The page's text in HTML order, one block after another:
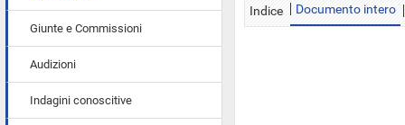
Giunte e Commissioni
Audizioni
Indagini conoscitive
Indice Documento intero